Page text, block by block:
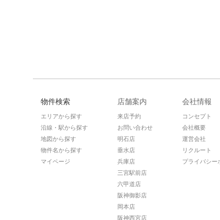
物件検索
エリアから探す
沿線・駅から探す
地図から探す
物件名から探す
マイページ
店舗案内
来店予約
お問い合わせ
明石店
垂水店
兵庫店
三宮駅前店
六甲道店
阪神御影店
岡本店
阪神西宮店
会社情報
コンセプト
会社概要
運営会社
リクルート
プライバシー